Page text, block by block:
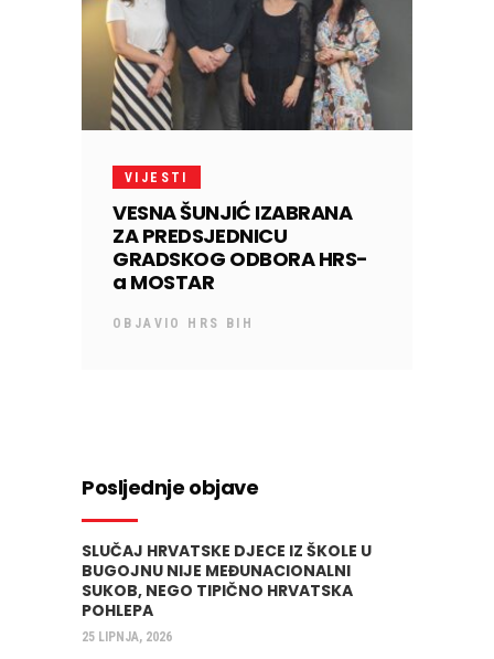
VIJESTI
VESNA ŠUNJIĆ IZABRANA
ZA PREDSJEDNICU
GRADSKOG ODBORA HRS-
a MOSTAR
OBJAVIO HRS BIH
Posljednje objave
SLUČAJ HRVATSKE DJECE IZ ŠKOLE U
BUGOJNU NIJE MEĐUNACIONALNI
SUKOB, NEGO TIPIČNO HRVATSKA
POHLEPA
25 LIPNJA, 2026